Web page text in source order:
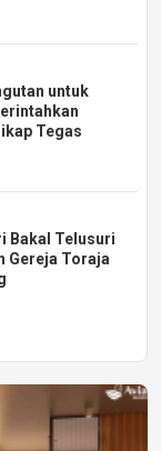
untuk
Tegas
Bakal Telusuri
Gereja Toraja